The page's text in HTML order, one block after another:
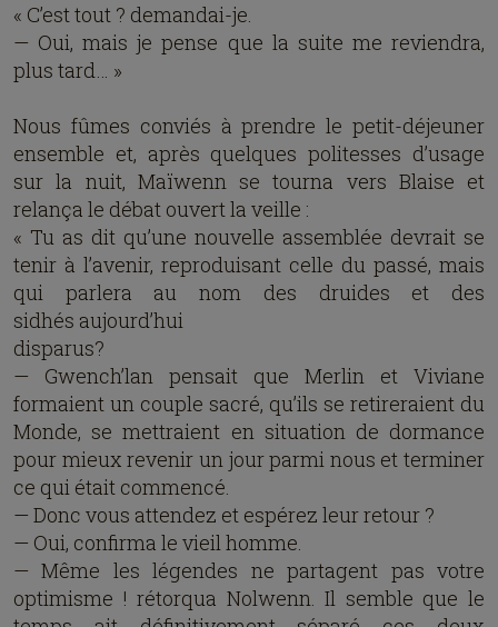
« C’est tout ? demandai-je.
— Oui, mais je pense que la suite me reviendra,
plus tard… »
Nous fûmes conviés à prendre le petit-déjeuner
ensemble et, après quelques politesses d’usage
sur la nuit, Maïwenn se tourna vers Blaise et
relança le débat ouvert la veille :
« Tu as dit qu’une nouvelle assemblée devrait se
tenir à l’avenir, reproduisant celle du passé, mais
qui parlera au nom des druides et des
sidhés aujourd’hui
disparus?
— Gwench’lan pensait que Merlin et Viviane
formaient un couple sacré, qu’ils se retireraient du
Monde, se mettraient en situation de dormance
pour mieux revenir un jour parmi nous et terminer
ce qui était commencé.
— Donc vous attendez et espérez leur retour ?
— Oui, confirma le vieil homme.
— Même les légendes ne partagent pas votre
optimisme ! rétorqua Nolwenn. Il semble que le